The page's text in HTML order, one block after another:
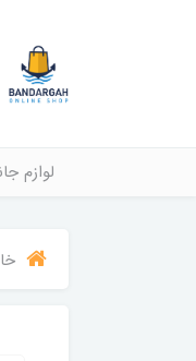
لوازم